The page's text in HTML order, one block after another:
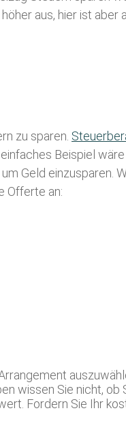
aus, hier ist
zu sparen.
Beispiel
Geld einzusparen.
Offerte an:
wissen Sie nicht,
Fordern Sie Ihr